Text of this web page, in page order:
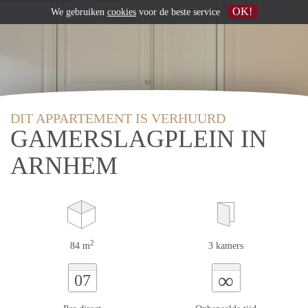
DIT APPARTEMENT IS VERHUURD
GAMERSLAGPLEIN IN
ARNHEM
84 m2 3 kamers
07 ∞
We gebruiken cookies voor de beste service OK!